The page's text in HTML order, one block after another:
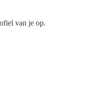
van je op.